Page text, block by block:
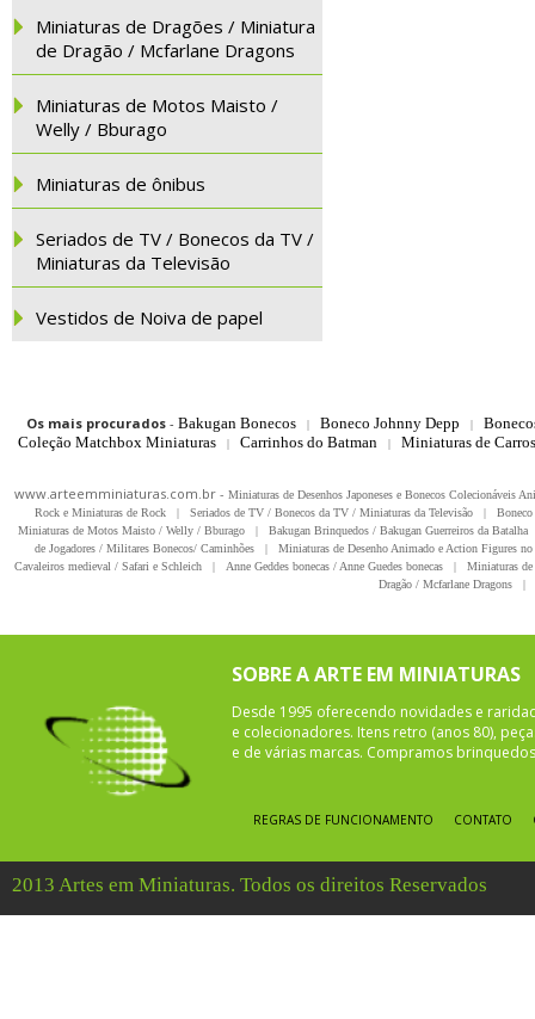
Miniaturas de Dragões / Miniatura
de Dragão / Mcfarlane Dragons
Miniaturas de Motos Maisto /
Welly / Bburago
Miniaturas de ônibus
Seriados de TV / Bonecos da TV /
Miniaturas da Televisão
Vestidos de Noiva de papel
Os mais procurados- Bakugan Bonecos | Boneco Johnny Depp |
Coleção Matchbox Miniaturas
| Carrinhos do Batman | Miniaturas de
www.arteemminiaturas.com.br - Miniaturas de Desenhos Japoneses e Bonecos Colecionáveis
Rock e Miniaturas de Rock
| Seriados de TV / Bonecos da TV / Miniaturas da Televisão |
Miniaturas de Motos Maisto / Welly / Bburago
| Bakugan Brinquedos / Bakugan Guerreiros da Batalha
de Jogadores / Militares Bonecos/ Caminhões
|
Miniaturas de Desenho Animado e Action Figures
Cavaleiros medieval / Safari e Schleich
| Anne Geddes bonecas / Anne Guedes bonecas |
Miniaturas
Dragão / Mcfarlane Dragons
|
SOBRE A ARTE EM MINIATURAS
Desde 1995 oferecendo novidades e
e colecionadores. Itens retro (anos 80),
e de várias marcas. Compramos
REGRAS DE FUNCIONAMENTO CONTATO
2013 Artes em Miniaturas. Todos os direitos Reservados